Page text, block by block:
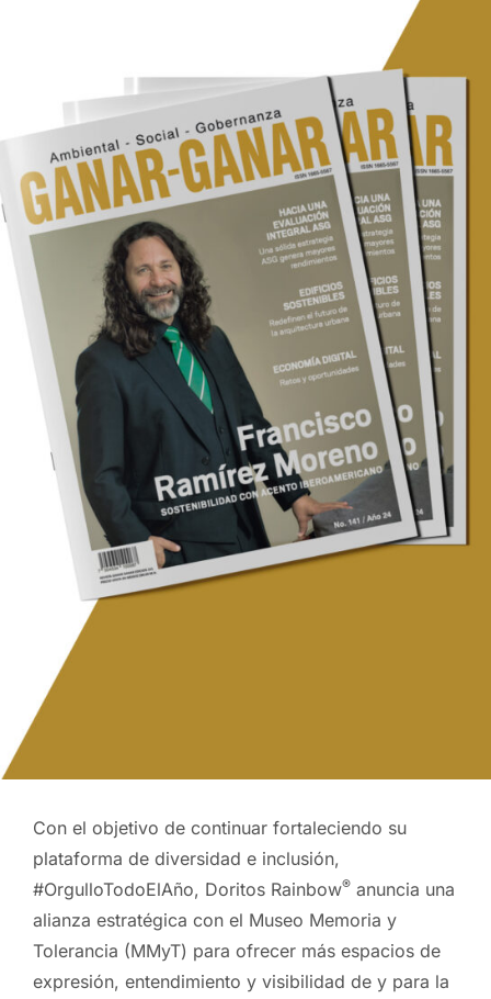
Con el objetivo de continuar fortaleciendo su
plataforma de diversidad e inclusión,
#OrgulloTodoElAño, Doritos Rainbow® anuncia una
alianza estratégica con el Museo Memoria y
Tolerancia (MMyT) para ofrecer más espacios de
expresión, entendimiento y visibilidad de y para la